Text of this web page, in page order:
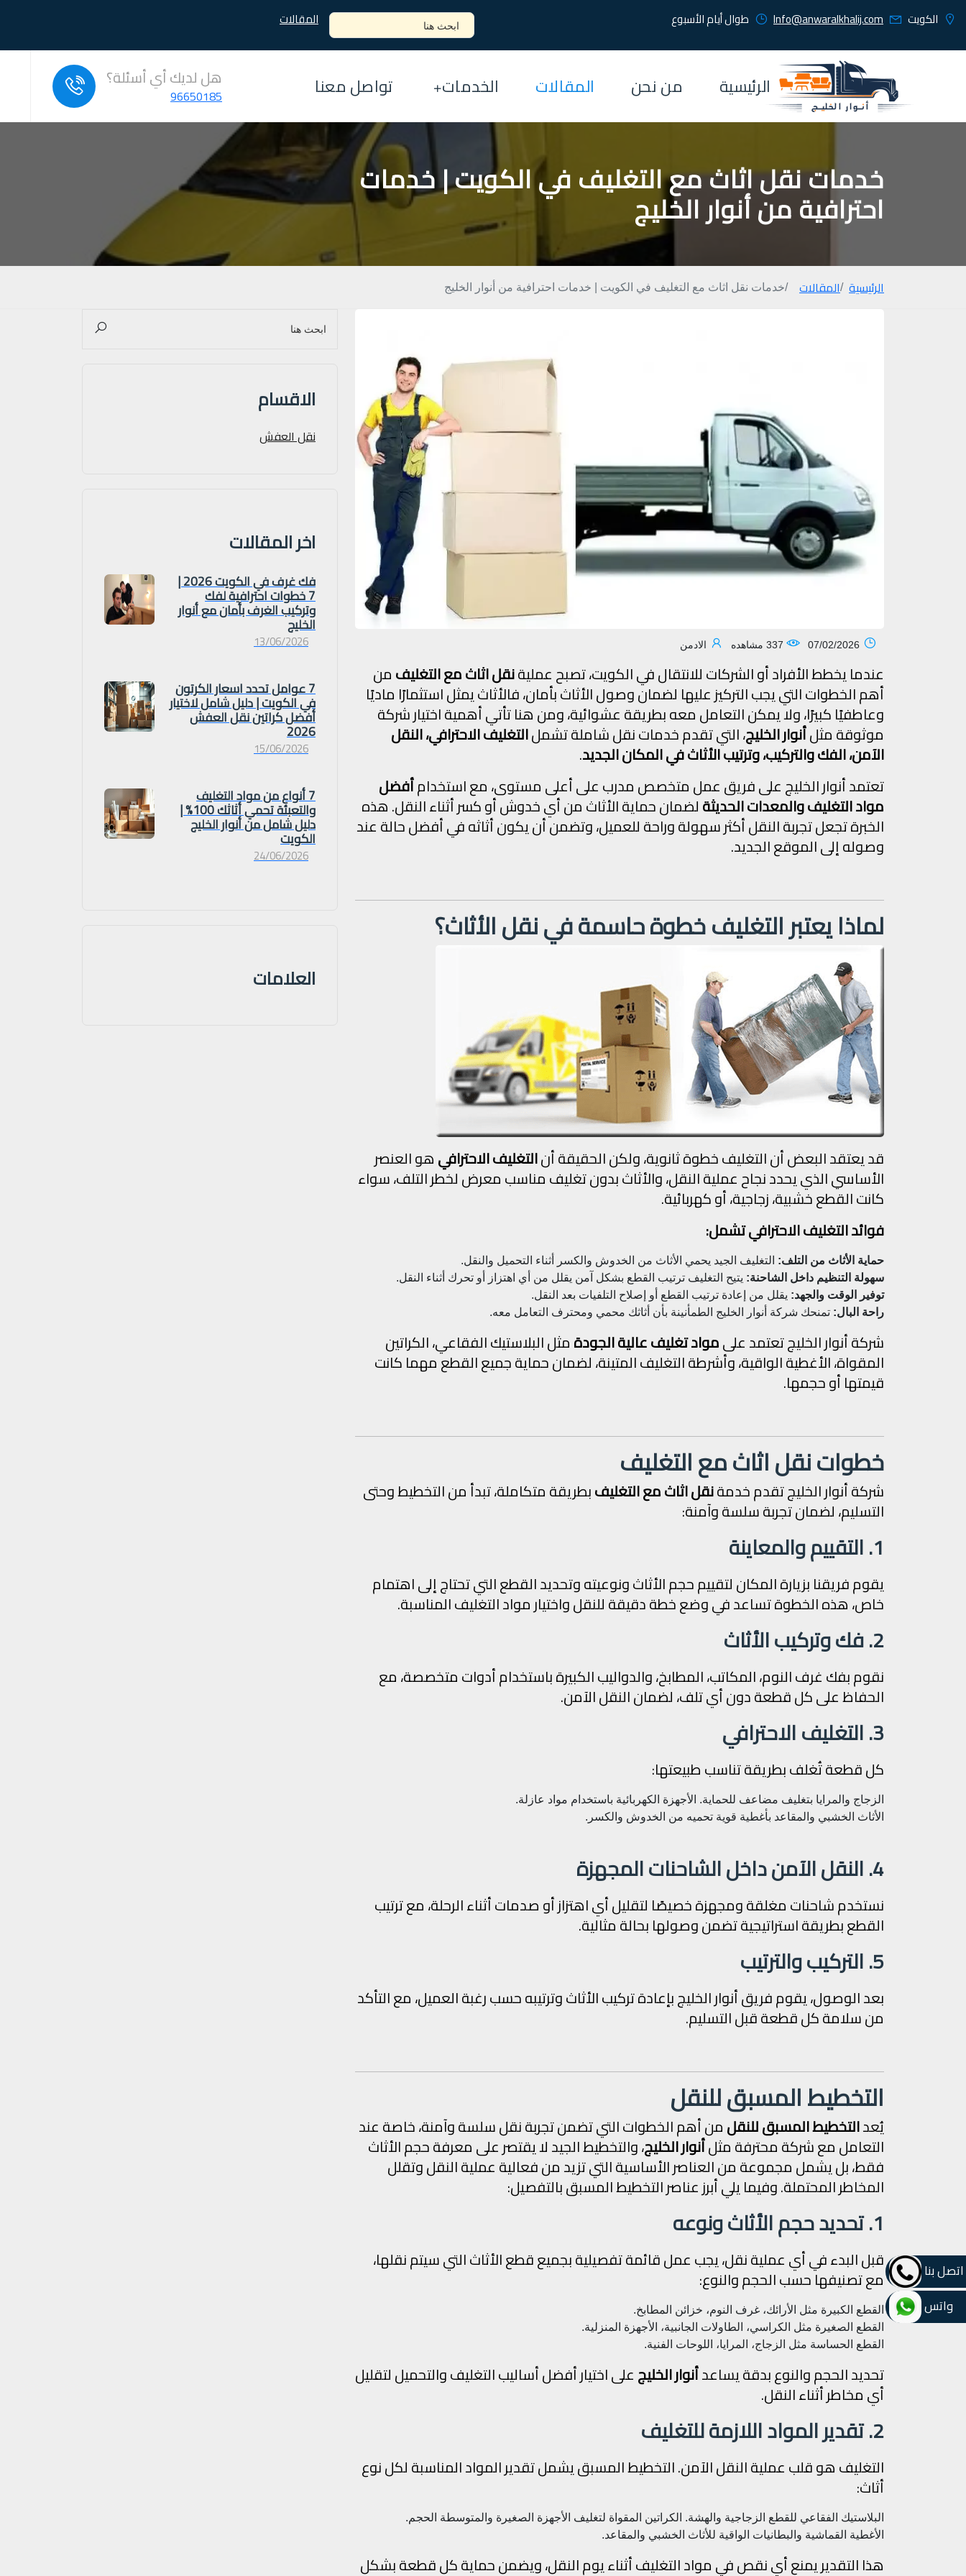
الكويت Info@anwaralkhalij.com طوال أيام الأسبوع المقالات
الرئيسية من نحن المقالات الخدمات تواصل معنا هل لديك أي أسئلة؟
96650185
خدمات نقل اثاث مع التغليف في الكويت | خدمات
احترافية من أنوار الخليج
الرئيسية المقالات خدمات نقل اثاث مع التغليف في الكويت | خدمات احترافية من أنوار الخليج
الادمن
عندما يخطط الأفراد أو الشركات للانتقال في الكويت، تصبح عمليةنقل اثاث مع التغليفمن
أهم الخطوات التي يجب التركيز عليها لضمان وصول الأثاث بأمان، فالأثاث يمثل استثمارًا ماديًا
وعاطفيًا كبيرًا، ولا يمكن التعامل معه بطريقة عشوائية، ومن هنا تأتي أهمية اختيار شركة
موثوقة مثلأنوار الخليج، التي تقدم خدمات نقل شاملة تشملالتغليف الاحترافي، النقل
الآمن، الفك والتركيب، وترتيب الأثاث في المكان الجديد.
تعتمد أنوار الخليج على فريق عمل متخصص مدرب على أعلى مستوى، مع استخدامأفضل
مواد التغليف والمعدات الحديثةلضمان حماية الأثاث من أي خدوش أو كسر أثناء النقل. هذه
الخبرة تجعل تجربة النقل أكثر سهولة وراحة للعميل، وتضمن أن يكون أثاثه في أفضل حالة عند
وصوله إلى الموقع الجديد.
لماذا يعتبر التغليف خطوة حاسمة في نقل الأثاث؟
قد يعتقد البعض أن التغليف خطوة ثانوية، ولكن الحقيقة أنالتغليف الاحترافيهو العنصر
الأساسي الذي يحدد نجاح عملية النقل، والأثاث بدون تغليف مناسب معرض لخطر التلف، سواء
كانت القطع خشبية، زجاجية، أو كهربائية.
فوائد التغليف الاحترافي تشمل:
حماية الأثاث من التلف: التغليف الجيد يحمي الأثاث من الخدوش والكسر أثناء التحميل والنقل.
سهولة التنظيم داخل الشاحنة: يتيح التغليف ترتيب القطع بشكل آمن يقلل من أي اهتزاز أو تحرك أثناء النقل.
توفير الوقت والجهد: يقلل من إعادة ترتيب القطع أو إصلاح التلفيات بعد النقل.
راحة البال: تمنحك شركة أنوار الخليج الطمأنينة بأن أثاثك محمي ومحترف التعامل معه.
شركة أنوار الخليج تعتمد علىمواد تغليف عالية الجودةمثل البلاستيك الفقاعي، الكراتين
المقواة، الأغطية الواقية، وأشرطة التغليف المتينة، لضمان حماية جميع القطع مهما كانت
قيمتها أو حجمها.
خطوات نقل اثاث مع التغليف
شركة أنوار الخليج تقدم خدمةنقل اثاث مع التغليفبطريقة متكاملة، تبدأ من التخطيط وحتى
التسليم، لضمان تجربة سلسة وآمنة:
1. التقييم والمعاينة
يقوم فريقنا بزيارة المكان لتقييم حجم الأثاث ونوعيته وتحديد القطع التي تحتاج إلى اهتمام
خاص، هذه الخطوة تساعد في وضع خطة دقيقة للنقل واختيار مواد التغليف المناسبة.
2. فك وتركيب الأثاث
نقوم بفك غرف النوم، المكاتب، المطابخ، والدواليب الكبيرة باستخدام أدوات متخصصة، مع
الحفاظ على كل قطعة دون أي تلف، لضمان النقل الآمن.
3. التغليف الاحترافي
كل قطعة تُغلف بطريقة تناسب طبيعتها:
الزجاج والمرايا بتغليف مضاعف للحماية. الأجهزة الكهربائية باستخدام مواد عازلة.
الأثاث الخشبي والمقاعد بأغطية قوية تحميه من الخدوش والكسر.
4. النقل الآمن داخل الشاحنات المجهزة
نستخدم شاحنات مغلقة ومجهزة خصيصًا لتقليل أي اهتزاز أو صدمات أثناء الرحلة، مع ترتيب
القطع بطريقة استراتيجية تضمن وصولها بحالة مثالية.
5. التركيب والترتيب
بعد الوصول، يقوم فريق أنوار الخليج بإعادة تركيب الأثاث وترتيبه حسب رغبة العميل، مع التأكد
من سلامة كل قطعة قبل التسليم.
التخطيط المسبق للنقل
يُعدالتخطيط المسبق للنقلمن أهم الخطوات التي تضمن تجربة نقل سلسة وآمنة، خاصة عند
التعامل مع شركة محترفة مثلأنوار الخليج، والتخطيط الجيد لا يقتصر على معرفة حجم الأثاث
فقط، بل يشمل مجموعة من العناصر الأساسية التي تزيد من فعالية عملية النقل وتقلل
المخاطر المحتملة. وفيما يلي أبرز عناصر التخطيط المسبق بالتفصيل:
1. تحديد حجم الأثاث ونوعه
قبل البدء في أي عملية نقل، يجب عمل قائمة تفصيلية بجميع قطع الأثاث التي سيتم نقلها،
مع تصنيفها حسب الحجم والنوع:
القطع الكبيرة مثل الأرائك، غرف النوم، خزائن المطابخ.
القطع الصغيرة مثل الكراسي، الطاولات الجانبية، الأجهزة المنزلية.
القطع الحساسة مثل الزجاج، المرايا، اللوحات الفنية.
تحديد الحجم والنوع بدقة يساعدأنوار الخليجعلى اختيار أفضل أساليب التغليف والتحميل لتقليل
أي مخاطر أثناء النقل.
2. تقدير المواد اللازمة للتغليف
التغليف هو قلب عملية النقل الآمن. التخطيط المسبق يشمل تقدير المواد المناسبة لكل نوع
أثاث:
البلاستيك الفقاعي للقطع الزجاجية والهشة. الكراتين المقواة لتغليف الأجهزة الصغيرة والمتوسطة الحجم.
الأغطية القماشية والبطانيات الواقية للأثاث الخشبي والمقاعد.
هذا التقدير يمنع أي نقص في مواد التغليف أثناء يوم النقل، ويضمن حماية كل قطعة بشكل
الاقسام
نقل العفش
اخر المقالات
فك غرف في الكويت 2026 |
7 خطوات احترافية لفك
وتركيب الغرف بأمان مع أنوار
الخليج
13/06/2026
7 عوامل تحدد اسعار الكرتون
في الكويت | دليل شامل لاختيار
أفضل كراتين نقل العفش
2026
15/06/2026
7 أنواع من مواد التغليف
والتعبئة تحمي أثاثك 100% |
دليل شامل من أنوار الخليج
الكويت
24/06/2026
العلامات
اتصل بنا
واتس